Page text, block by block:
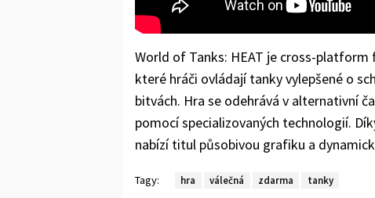
World of Tanks: HEAT je cross-
které hráči ovládají tanky vylepšené o
bitvách. Hra se odehrává v alternativní
pomocí specializovaných technologií.
nabízí titul působivou grafiku a
Tagy: hra válečná zdarma tanky